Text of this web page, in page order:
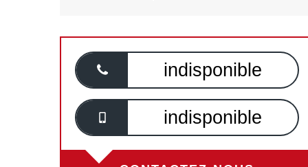
indisponible
indisponible